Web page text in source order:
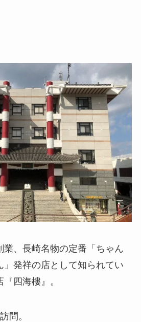
業、長崎名物の定番「ちゃん
」発祥の店として知られてい
四海樓』。
問。